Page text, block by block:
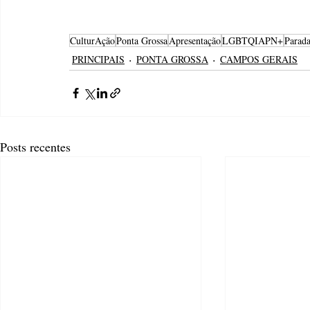
CulturAçãoPonta GrossaApresentaçãoLGBTQIAPN+
PRINCIPAIS
PONTA GROSSA CAMPOS GERAIS
Posts recentes